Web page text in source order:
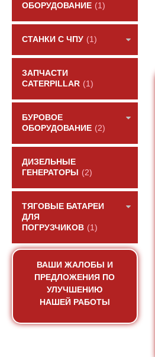
ОБОРУДОВАНИЕ (1)
СТАНКИ С ЧПУ (1)
ЗАПЧАСТИ
CATERPILLAR (1)
БУРОВОЕ
ОБОРУДОВАНИЕ (2)
ДИЗЕЛЬНЫЕ
ГЕНЕРАТОРЫ
(2)
ТЯГОВЫЕ БАТАРЕИ
ДЛЯ
ПОГРУЗЧИКОВ (1)
ВАШИ ЖАЛОБЫ И
ПРЕДЛОЖЕНИЯ ПО
УЛУЧШЕНИЮ
НАШЕЙ РАБОТЫ